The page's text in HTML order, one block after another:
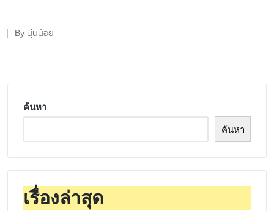
Posted
By นุ่นน้อย
ค้นหา
ค้นหา
เรื่องล่าสุด